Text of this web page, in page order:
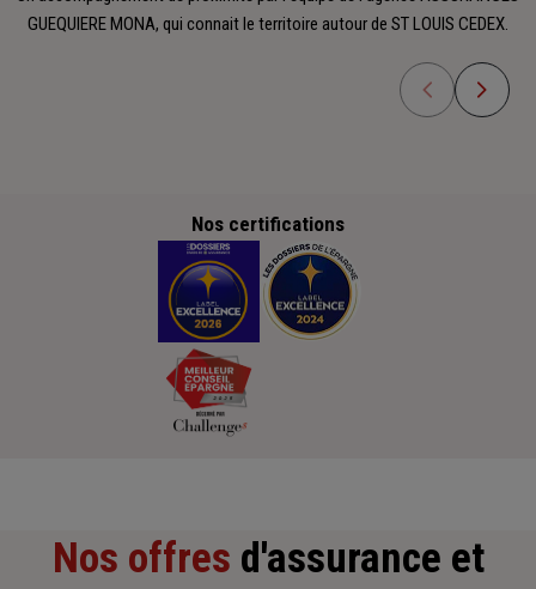
GUEQUIERE MONA, qui connait le territoire autour de ST LOUIS CEDEX.
Nos certifications
Nos offres d'assurance et